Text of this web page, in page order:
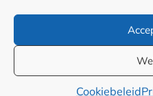
Cookiebeleid